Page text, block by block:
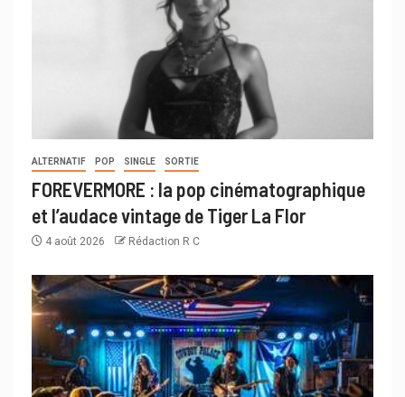
ALTERNATIF POP SINGLE SORTIE
FOREVERMORE : la pop cinématographique
et l’audace vintage de Tiger La Flor
4 août 2026 Rédaction R C